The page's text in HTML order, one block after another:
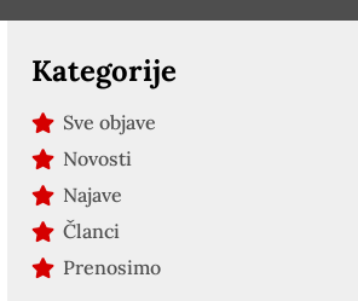
Kategorije
Sve objave
Novosti
Najave
Članci
Prenosimo